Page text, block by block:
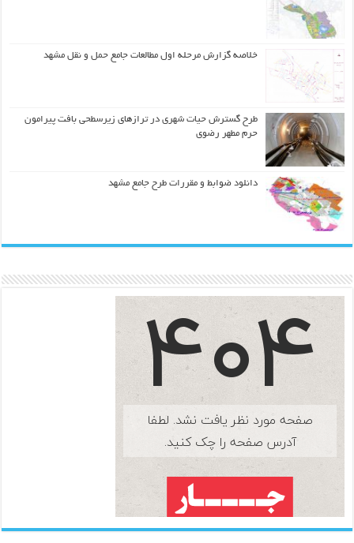
خلاصه گزارش مرحله اول مطالعات جامع حمل و نقل مشهد
طرح گسترش حیات شهري در ترازهاي زیرسطحی بافت پیرامون
حرم مطهر رضوي
دانلود ضوابط و مقررات طرح جامع مشهد